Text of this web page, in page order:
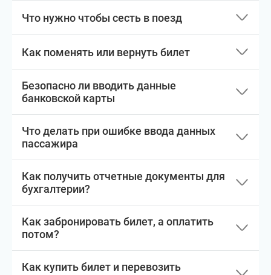
Что нужно чтобы сесть в поезд
Как поменять или вернуть билет
Безопасно ли вводить данные
банковской карты
Что делать при ошибке ввода данных
пассажира
Как получить отчетные документы для
бухгалтерии?
Как забронировать билет, а оплатить
потом?
Как купить билет и перевозить